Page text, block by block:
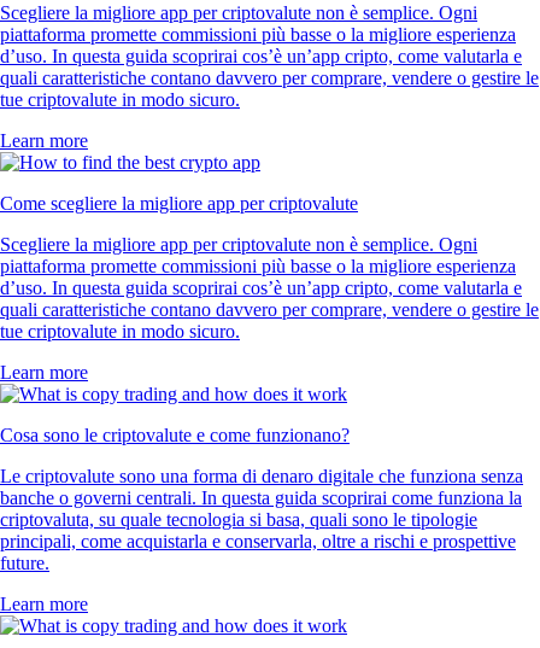
Scegliere la migliore app per criptovalute non è semplice. Ogni
piattaforma promette commissioni più basse o la migliore esperienza
d’uso. In questa guida scoprirai cos’è un’app cripto, come valutarla e
quali caratteristiche contano davvero per comprare, vendere o gestire le
tue criptovalute in modo sicuro.
Learn more
Come scegliere la migliore app per criptovalute
Scegliere la migliore app per criptovalute non è semplice. Ogni
piattaforma promette commissioni più basse o la migliore esperienza
d’uso. In questa guida scoprirai cos’è un’app cripto, come valutarla e
quali caratteristiche contano davvero per comprare, vendere o gestire le
tue criptovalute in modo sicuro.
Learn more
Cosa sono le criptovalute e come funzionano?
Le criptovalute sono una forma di denaro digitale che funziona senza
banche o governi centrali. In questa guida scoprirai come funziona la
criptovaluta, su quale tecnologia si basa, quali sono le tipologie
principali, come acquistarla e conservarla, oltre a rischi e prospettive
future.
Learn more